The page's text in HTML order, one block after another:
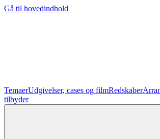
Gå til hovedindhold
TemaerUdgivelser, cases og filmRedskaber
tilbyder